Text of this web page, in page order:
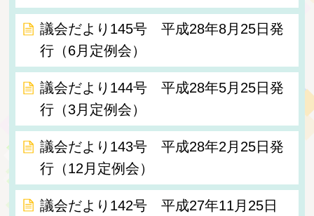
議会だより145号 平成28年8月25日発
行（6月定例会）
議会だより144号 平成28年5月25日発
行（3月定例会）
議会だより143号 平成28年2月25日発
行（12月定例会）
議会だより142号 平成27年11月25日